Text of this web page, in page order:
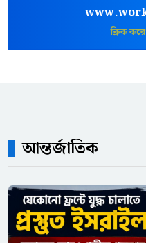
ক্লিক
আন্তর্জাতিক